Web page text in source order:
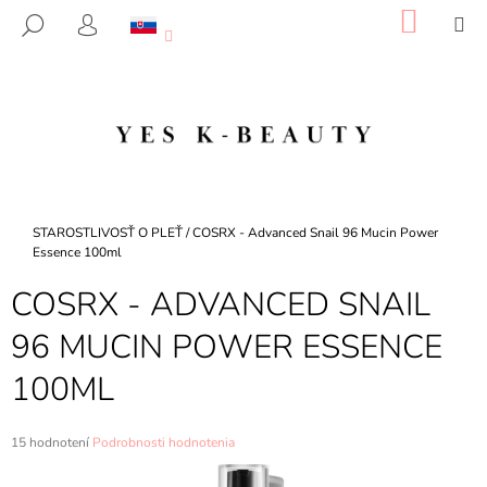
HĽADAŤ
PRIHLÁSENIE KOŠÍK
Domov
STAROSTLIVOSŤ O PLEŤ/COSRX - Advanced Snail 96 Mucin Power
Essence 100ml
COSRX - ADVANCED SNAIL
96 MUCIN POWER ESSENCE
100ML
Priemerné
15 hodnotení Podrobnosti hodnotenia
T
R
E
B
U
J
E
T
E